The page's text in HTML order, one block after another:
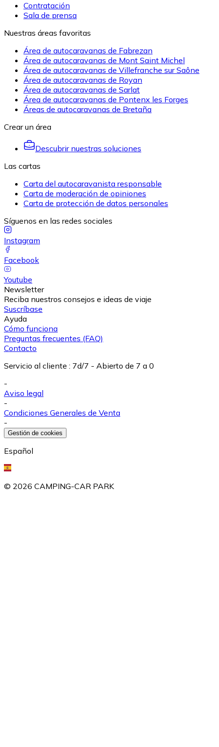
Contratación
Sala de prensa
Nuestras áreas favoritas
Área de autocaravanas de Fabrezan
Área de autocaravanas de Mont Saint Michel
Área de autocaravanas de Villefranche sur Saône
Área de autocaravanas de Royan
Área de autocaravanas de Sarlat
Área de autocaravanas de Pontenx les Forges
Áreas de autocaravanas de Bretaña
Crear un área
Descubrir nuestras soluciones
Las cartas
Carta del autocaravanista responsable
Carta de moderación de opiniones
Carta de protección de datos personales
Síguenos en las redes sociales
Instagram
Facebook
Youtube
Newsletter
Reciba nuestros consejos e ideas de viaje
Suscríbase
Ayuda
Cómo funciona
Preguntas frecuentes (FAQ)
Contacto
Servicio al cliente : 7d/7 - Abierto de 7 a 0
-
Aviso legal
-
Condiciones Generales de Venta
-
Gestión de cookies
Español
© 2026 CAMPING-CAR PARK